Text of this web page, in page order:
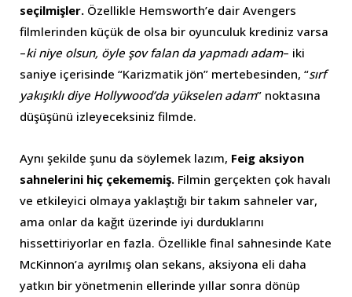
seçilmişler. Özellikle Hemsworth’e dair Avengers
filmlerinden küçük de olsa bir oyunculuk krediniz varsa
–ki niye olsun, öyle şov falan da yapmadı adam– iki
saniye içerisinde “Karizmatik jön” mertebesinden, “sırf
yakışıklı diye Hollywood’da yükselen adam” noktasına
düşüşünü izleyeceksiniz filmde.
Aynı şekilde şunu da söylemek lazım, Feig aksiyon
sahnelerini hiç çekememiş. Filmin gerçekten çok havalı
ve etkileyici olmaya yaklaştığı bir takım sahneler var,
ama onlar da kağıt üzerinde iyi durduklarını
hissettiriyorlar en fazla. Özellikle final sahnesinde Kate
McKinnon’a ayrılmış olan sekans, aksiyona eli daha
yatkın bir yönetmenin ellerinde yıllar sonra dönüp